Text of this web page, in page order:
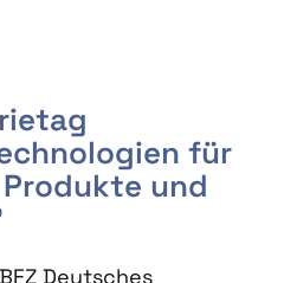
für
und
Deutsches